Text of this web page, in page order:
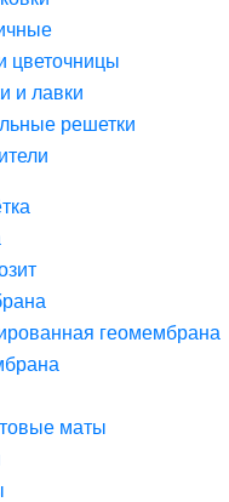
цветочницы
и лавки
решетки
геомембрана
маты